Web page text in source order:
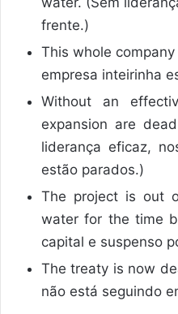
frente.)
This whole
empresa inteirinha
Without an
expansion are
liderança eficaz,
estão parados.)
The project is out
water for the time
capital e suspenso
The treaty is now
não está seguindo